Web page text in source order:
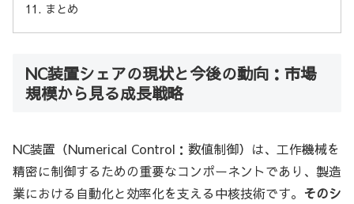
まとめ
NC装置シェアの現状と今後の動向：市場
規模から見る成長戦略
NC装置（Numerical Control：数値制御）は、工作機械を
精密に制御するための重要なコンポーネントであり、製造
業における自動化と効率化を支える中核技術です。 そのシ